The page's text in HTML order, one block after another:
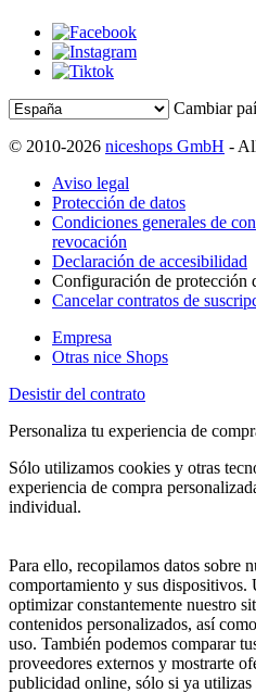
Cambiar
© 2010-2026 niceshops GmbH -
Aviso legal
Protección de datos
Condiciones generales de
revocación
Declaración de accesibilidad
Configuración de protección
Cancelar contratos de
Empresa
Otras nice Shops
Desistir del contrato
Personaliza tu experiencia de
Sólo utilizamos cookies y otras
experiencia de compra
individual.
Para ello, recopilamos datos sobre
comportamiento y sus dispositivos.
optimizar constantemente nuestro
contenidos personalizados, así
uso. También podemos comparar
proveedores externos y mostrarte
publicidad online, sólo si ya utilizas